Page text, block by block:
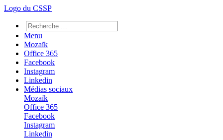
Logo du CSSP
Menu
Mozaïk
Office 365
Facebook
Instagram
Linkedin
Médias sociaux
Mozaïk
Office 365
Facebook
Instagram
Linkedin